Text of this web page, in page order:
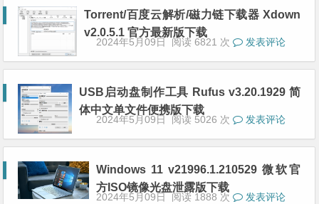
Torrent/百度云解析/磁力链下载器 Xdown
v2.0.5.1 官方最新版下载
2024年5月09日 阅读 6821 次 发表评论
USB启动盘制作工具 Rufus v3.20.1929 简
体中文单文件便携版下载
2024年5月09日 阅读 5026 次 发表评论
Windows 11 v21996.1.210529 微软官
方ISO镜像光盘泄露版下载
2024年5月09日 阅读 1888 次 发表评论